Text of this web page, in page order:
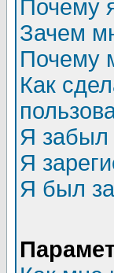
Почему
Зачем
Почему
Как
Я забыл
Я
Я был